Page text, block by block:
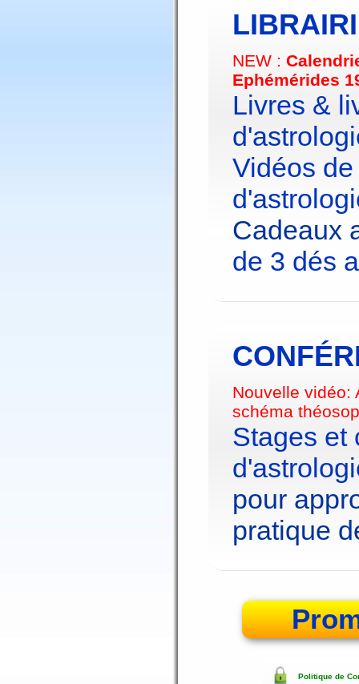
NEW :
Ephémérides
Livres &
Vidéos
Cadeaux
de 3 dés
Nouvelle vidéo:
schéma
Stages et
pour
pratique
Politique de